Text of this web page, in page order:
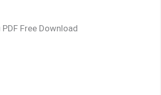
Free Download